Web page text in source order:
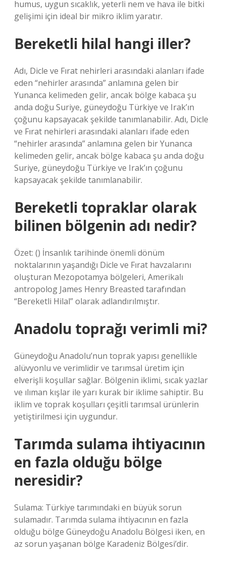
humus, uygun sıcaklık, yeterli nem ve hava ile bitki
gelişimi için ideal bir mikro iklim yaratır.
Bereketli hilal hangi iller?
Adı, Dicle ve Fırat nehirleri arasındaki alanları ifade
eden “nehirler arasında” anlamına gelen bir
Yunanca kelimeden gelir, ancak bölge kabaca şu
anda doğu Suriye, güneydoğu Türkiye ve Irak’ın
çoğunu kapsayacak şekilde tanımlanabilir. Adı, Dicle
ve Fırat nehirleri arasındaki alanları ifade eden
“nehirler arasında” anlamına gelen bir Yunanca
kelimeden gelir, ancak bölge kabaca şu anda doğu
Suriye, güneydoğu Türkiye ve Irak’ın çoğunu
kapsayacak şekilde tanımlanabilir.
Bereketli topraklar olarak
bilinen bölgenin adı nedir?
Özet: () İnsanlık tarihinde önemli dönüm
noktalarının yaşandığı Dicle ve Fırat havzalarını
oluşturan Mezopotamya bölgeleri, Amerikalı
antropolog James Henry Breasted tarafından
“Bereketli Hilal” olarak adlandırılmıştır.
Anadolu toprağı verimli mi?
Güneydoğu Anadolu’nun toprak yapısı genellikle
alüvyonlu ve verimlidir ve tarımsal üretim için
elverişli koşullar sağlar. Bölgenin iklimi, sıcak yazlar
ve ılıman kışlar ile yarı kurak bir iklime sahiptir. Bu
iklim ve toprak koşulları çeşitli tarımsal ürünlerin
yetiştirilmesi için uygundur.
Tarımda sulama ihtiyacının
en fazla olduğu bölge
neresidir?
Sulama: Türkiye tarımındaki en büyük sorun
sulamadır. Tarımda sulama ihtiyacının en fazla
olduğu bölge Güneydoğu Anadolu Bölgesi iken, en
az sorun yaşanan bölge Karadeniz Bölgesi’dir.